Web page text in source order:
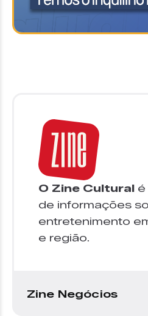
O Zine Cultural é
de informações
entretenimento
e região.
Zine Negócios